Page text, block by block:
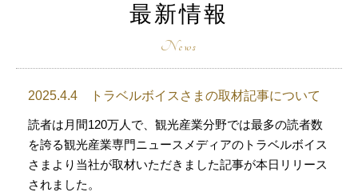
最新情報
2025.4.4 トラベルボイスさまの取材記事について
読者は月間120万人で、観光産業分野では最多の読者数
を誇る観光産業専門ニュースメディアのトラベルボイス
さまより当社が取材いただきました記事が本日リリース
されました。